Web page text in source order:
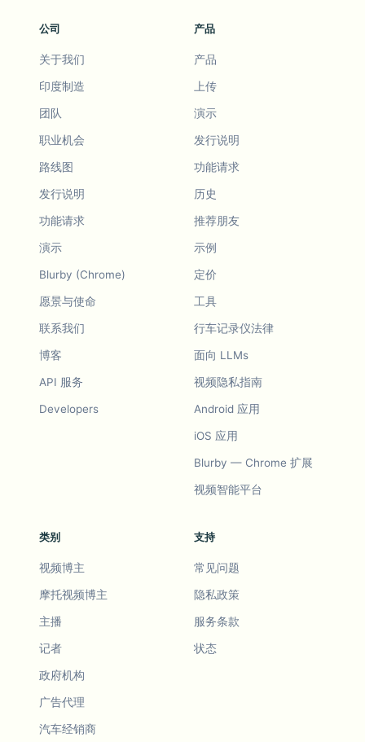
公司
关于我们
印度制造
团队
职业机会
路线图
发行说明
功能请求
演示
Blurby (Chrome)
愿景与使命
联系我们
博客
API 服务
Developers
产品
产品
上传
演示
发行说明
功能请求
历史
推荐朋友
示例
定价
工具
行车记录仪法律
面向 LLMs
视频隐私指南
Android 应用
iOS 应用
Blurby — Chrome 扩展
视频智能平台
类别
视频博主
摩托视频博主
主播
记者
政府机构
广告代理
汽车经销商
支持
常见问题
隐私政策
服务条款
状态